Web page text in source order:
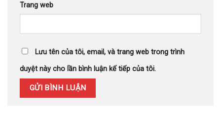
Trang web
Lưu tên của tôi, email, và trang web trong trình
duyệt này cho lần bình luận kế tiếp của tôi.